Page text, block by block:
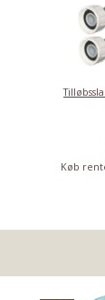
Køb
varmt?